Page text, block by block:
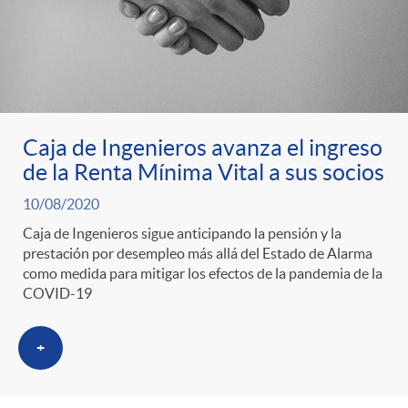
r
e
n
s
a
o
r
í
a
s
a
F
i
t
o
n
t
e
n
Caja de Ingenieros avanza el ingreso
de la Renta Mínima Vital a sus socios
10/08/2020
Caja de Ingenieros sigue anticipando la pensión y la
prestación por desempleo más allá del Estado de Alarma
como medida para mitigar los efectos de la pandemia de la
COVID-19
+